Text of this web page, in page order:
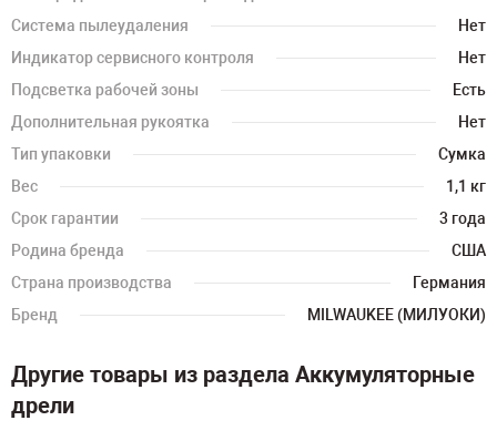
Система пылеудаления
Нет
Индикатор сервисного контроля
Нет
Подсветка рабочей зоны
Есть
Дополнительная рукоятка
Нет
Тип упаковки
Сумка
Вес
1,1 кг
Срок гарантии
3 года
Родина бренда
США
Страна производства
Германия
Бренд
MILWAUKEE (МИЛУОКИ)
Другие товары из раздела Аккумуляторные
дрели